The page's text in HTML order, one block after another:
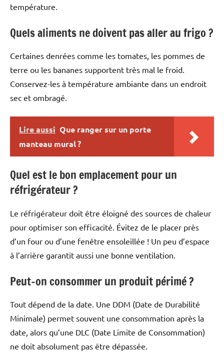
température.
Quels aliments ne doivent pas aller au frigo ?
Certaines denrées comme les tomates, les pommes de
terre ou les bananes supportent très mal le froid.
Conservez-les à température ambiante dans un endroit
sec et ombragé.
Lire aussi Que ranger sur un porte
manteau mural ?
Quel est le bon emplacement pour un
réfrigérateur ?
Le réfrigérateur doit être éloigné des sources de chaleur
pour optimiser son efficacité. Évitez de le placer près
d’un four ou d’une fenêtre ensoleillée ! Un peu d’espace
à l’arrière garantit aussi une bonne ventilation.
Peut-on consommer un produit périmé ?
Tout dépend de la date. Une DDM (Date de Durabilité
Minimale) permet souvent une consommation après la
date, alors qu’une DLC (Date Limite de Consommation)
ne doit absolument pas être dépassée.